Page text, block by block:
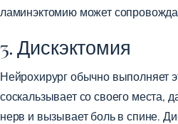
ламинэктомию может
3. Дискэктомия
Нейрохирург обычно выполняет
соскальзывает со своего места,
нерв и вызывает боль в спине.